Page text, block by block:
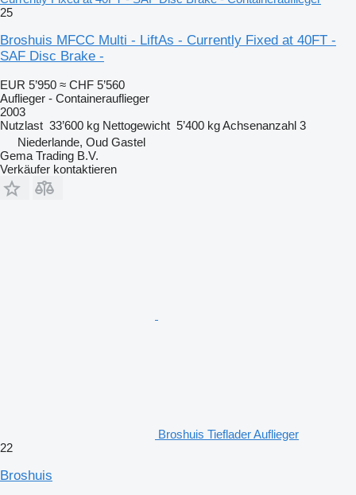
25
Broshuis MFCC Multi - LiftAs - Currently Fixed at 40FT -
SAF Disc Brake -
EUR 5’950 ≈ CHF 5’560
Auflieger - Containerauflieger
2003
Nutzlast 33’600 kg Nettogewicht 5’400 kgAchsenanzahl 3
Niederlande, Oud Gastel
Gema Trading B.V.
Verkäufer kontaktieren
Broshuis Tieflader Auflieger
22
Broshuis